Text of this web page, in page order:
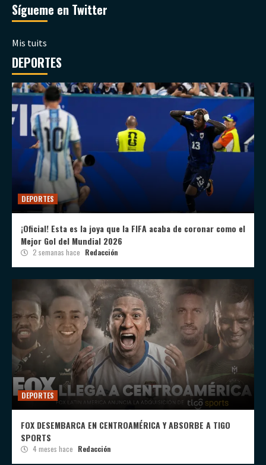
Sígueme en Twitter
Mis tuits
DEPORTES
DEPORTES
¡Oficial! Esta es la joya que la FIFA acaba de coronar como el
Mejor Gol del Mundial 2026
2 semanas hace Redacción
DEPORTES
FOX DESEMBARCA EN CENTROAMÉRICA Y ABSORBE A TIGO
SPORTS
4 meses hace Redacción